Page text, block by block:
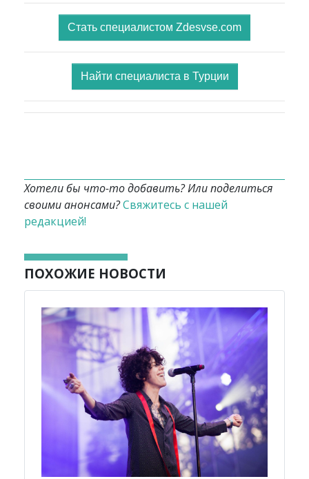
Стать специалистом Zdesvse.com
Найти специалиста в Турции
Хотели бы что-то добавить? Или поделиться
своими анонсами?Свяжитесь с нашей
редакцией!
ПОХОЖИЕ НОВОСТИ